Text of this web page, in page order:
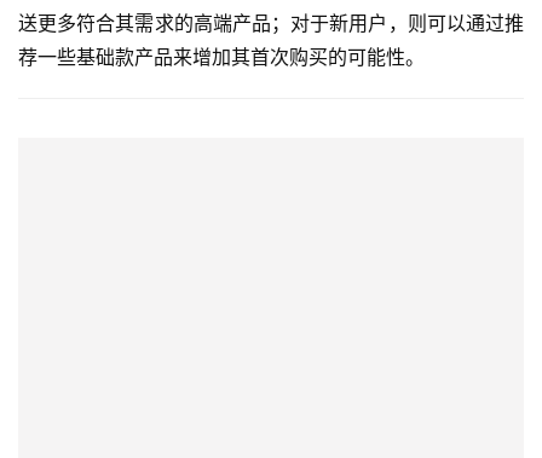
送更多符合其需求的高端产品；对于新用户，则可以通过推
荐一些基础款产品来增加其首次购买的可能性。